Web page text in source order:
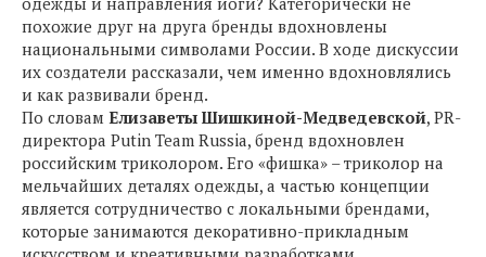
похожие друг на друга бренды вдохновлены
национальными символами России. В ходе дискуссии
их создатели рассказали, чем именно вдохновлялись
и как развивали бренд.
По словам Елизаветы Шишкиной-Медведевской, PR-
директора Putin Team Russia, бренд вдохновлен
российским триколором. Его «фишка» – триколор на
мельчайших деталях одежды, а частью концепции
является сотрудничество с локальными брендами,
которые занимаются декоративно-прикладным